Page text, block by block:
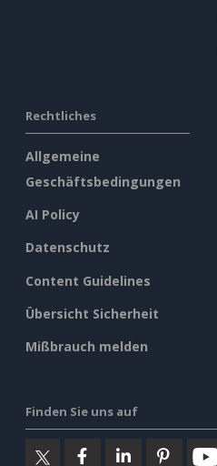
Rechtliches
Allgemeine
Geschäftsbedingungen
AI Policy
Datenschutz
Content Guidelines
Übersicht Sicherheit
Mißbrauch melden
Finden Sie uns auf